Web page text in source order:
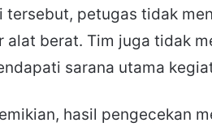
tersebut, petugas tidak
alat berat. Tim juga tidak
sarana utama
hasil pengecekan